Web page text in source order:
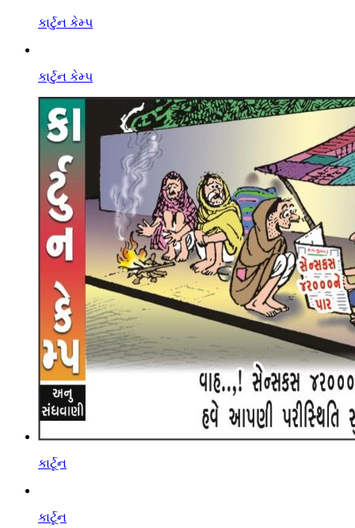
કાર્ટુન કેમ્પ
કાર્ટુન કેમ્પ
કાર્ટૂન
કાર્ટૂન